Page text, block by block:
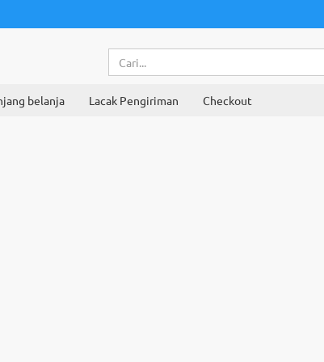
belanja Lacak Pengiriman Checkout